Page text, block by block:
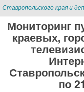
Ставропольского края и
Мониторинг
краевых,
по